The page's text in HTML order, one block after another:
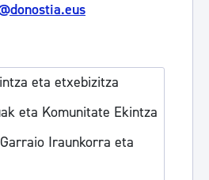
eta etxebizitza
eta Komunitate Ekintza
Iraunkorra eta